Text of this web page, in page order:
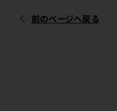
前のページへ戻る